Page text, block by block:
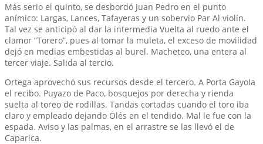
Más serio el quinto, se desbordó Juan Pedro en el punto
anímico: Largas, Lances, Tafayeras y un sobervio Par Al violín.
Tal vez se anticipó al dar la intermedia Vuelta al ruedo ante el
clamor “Torero”, pues al tomar la muleta, el exceso de movilidad
dejó en medias embestidas al burel. Macheteo, una entera al
tercer viaje. Salida al tercio.
Ortega aprovechó sus recursos desde el tercero. A Porta Gayola
el recibo. Puyazo de Paco, bosquejos por derecha y rienda
suelta al toreo de rodillas. Tandas cortadas cuando el toro iba
claro y empleado dejando Olés en el tendido. Mal le fue con la
espada. Aviso y las palmas, en el arrastre se las llevó el de
Caparica.